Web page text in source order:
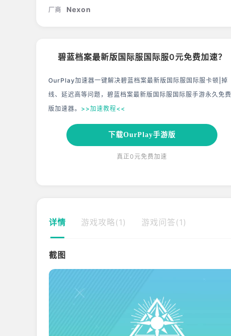
厂商 Nexon
碧蓝档案最新版国际服国际服0元免费加速？
OurPlay加速器一键解决碧蓝档案最新版国际服国际服卡顿|掉
线、延迟高等问题，碧蓝档案最新版国际服国际服手游永久免费
版加速器。 >>加速教程<<
下载OurPlay手游版
真正0元免费加速
详情 游戏攻略(1) 游戏问答(1)
截图